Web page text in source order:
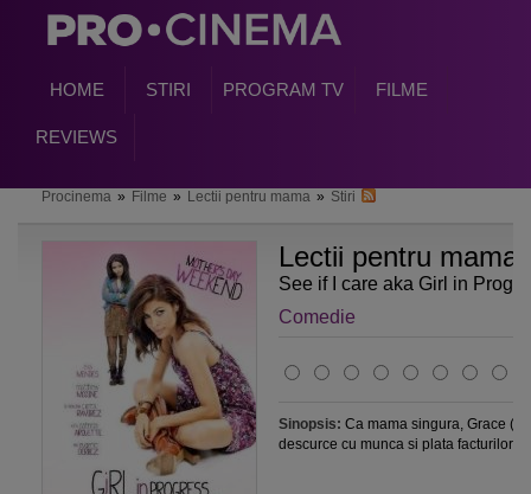
HOME STIRI PROGRAM TV FILME
REVIEWS
Procinema » Filme » Lectii pentru mama » Stiri
Lectii pentru mama
See if I care aka Girl in
Comedie
Sinopsis: Ca mama singura, Grace
descurce cu munca si plata facturilor.